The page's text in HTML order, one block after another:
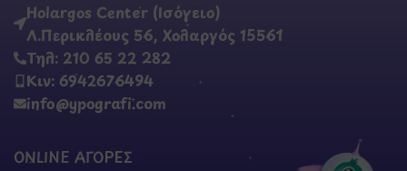
Holargos Center (Ισόγειο)
Λ.Περικλέους 56, Χολαργός 15561
Τηλ: 210 65 22 282
Κιν: 6942676494
info@ypografi.com
ONLINE ΑΓΟΡΕΣ